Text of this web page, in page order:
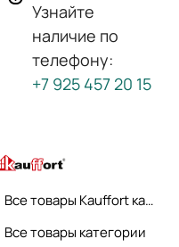
Узнайте
наличие по
телефону:
+7 925 457 20 15
Все товары Kauffort карнизы
Все товары категории